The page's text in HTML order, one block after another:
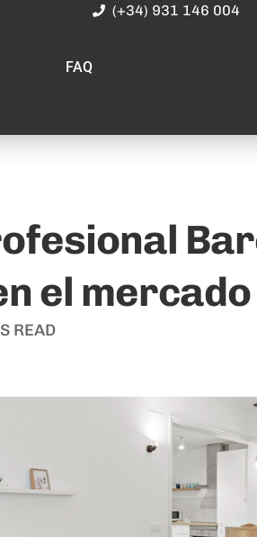
FAQ
(+34) 931 146 004
el mercado
READ